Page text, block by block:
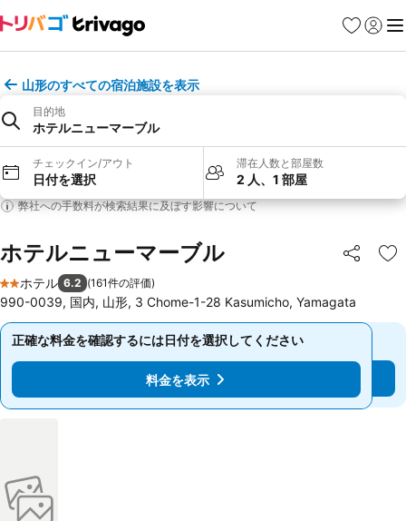
お気に入り
ログイ
メ
山形のすべての宿泊施設を表示
目的地
ホテルニューマーブル
チェックイン/アウト
日付を選択
滞在人数と部屋数
2 人、1 部屋
弊社への手数料が検索結果に及ぼす影響について
ホテルニューマーブル シェア
お
2 ホテルのランク
ホテル 6.2 (161件の評価)
990-0039, 国内, 山形, 3 Chome-1-28 Kasumicho, Yamagata
正確な料金を確認するには日付を選択してください
料金を表示
正確な料金を確認するには日付を選択してください
料金を表示